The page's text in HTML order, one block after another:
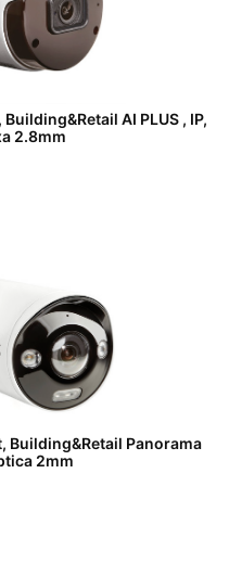
AI PLUS , IP,
2.8mm
Building&Retail Panorama
2mm